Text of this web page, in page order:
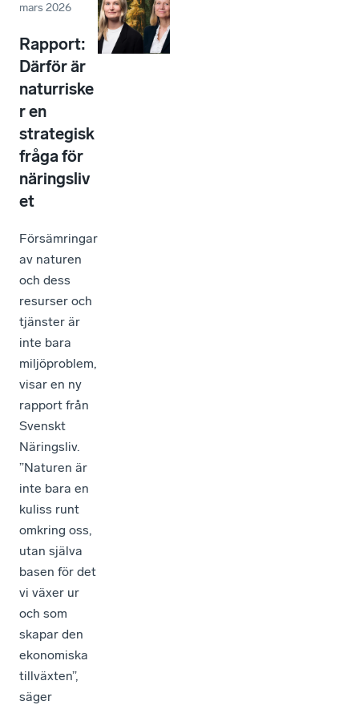
mars 2026
Rapport:
Därför är
naturriske
r en
strategisk
fråga för
näringsliv
et
Försämringar
av naturen
och dess
resurser och
tjänster är
inte bara
miljöproblem,
visar en ny
rapport från
Svenskt
Näringsliv.
”Naturen är
inte bara en
kuliss runt
omkring oss,
utan själva
basen för det
vi växer ur
och som
skapar den
ekonomiska
tillväxten”,
säger